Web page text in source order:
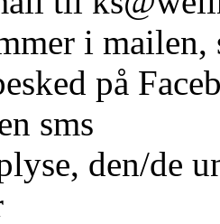
i mailen,
på
sms
den/de